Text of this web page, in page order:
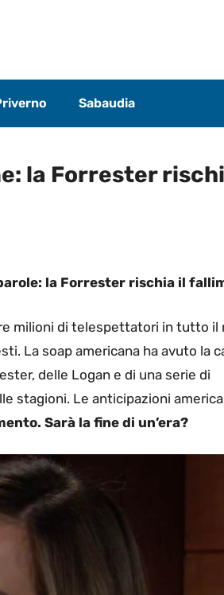
Sabaudia
la Forrester
la Forrester rischia il
milioni di telespettatori in tutto il
La soap americana ha avuto la
delle Logan e di una serie di
stagioni. Le anticipazioni
Sarà la fine di un’era?